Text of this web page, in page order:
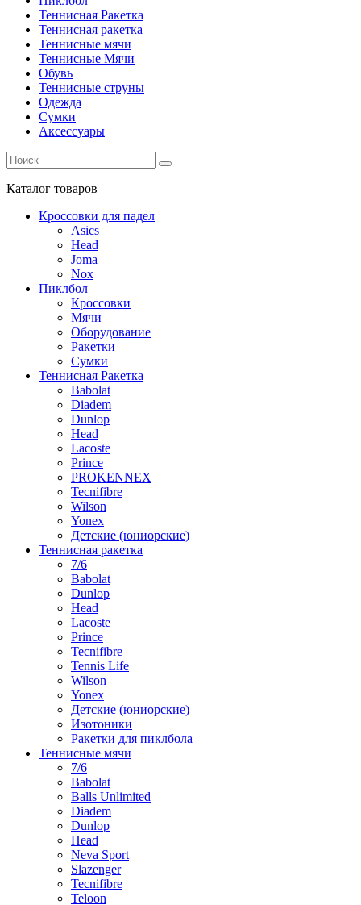
Теннисная Ракетка
Теннисная ракетка
Теннисные мячи
Теннисные Мячи
Обувь
Теннисные струны
Одежда
Сумки
Аксессуары
Каталог товаров
Кроссовки для падел
Asics
Head
Joma
Nox
Пиклбол
Кроссовки
Мячи
Оборудование
Ракетки
Сумки
Теннисная Ракетка
Babolat
Diadem
Dunlop
Head
Lacoste
Prince
PROKENNEX
Tecnifibre
Wilson
Yonex
Детские (юниорские)
Теннисная ракетка
7/6
Babolat
Dunlop
Head
Lacoste
Prince
Tecnifibre
Tennis Life
Wilson
Yonex
Детские (юниорские)
Изотоники
Ракетки для пиклбола
Теннисные мячи
7/6
Babolat
Balls Unlimited
Diadem
Dunlop
Head
Neva Sport
Slazenger
Tecnifibre
Teloon